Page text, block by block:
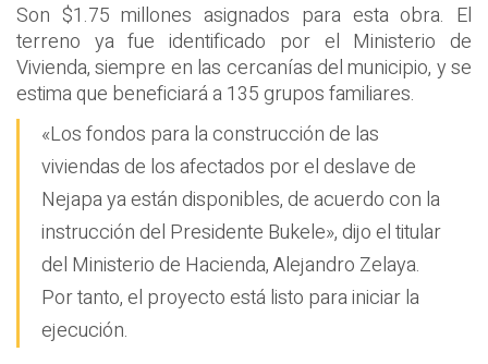
Son $1.75 millones asignados para esta obra. El
terreno ya fue identificado por el Ministerio de
Vivienda, siempre en las cercanías del municipio, y se
estima que beneficiará a 135 grupos familiares.
«Los fondos para la construcción de las
viviendas de los afectados por el deslave de
Nejapa ya están disponibles, de acuerdo con la
instrucción del Presidente Bukele», dijo el titular
del Ministerio de Hacienda, Alejandro Zelaya.
Por tanto, el proyecto está listo para iniciar la
ejecución.